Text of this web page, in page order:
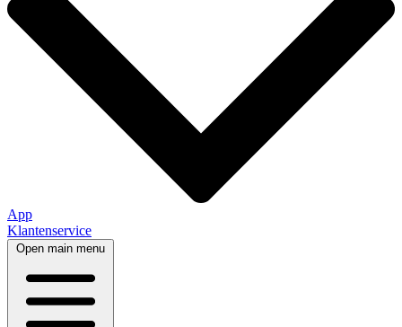
App
Klantenservice
Open main menu